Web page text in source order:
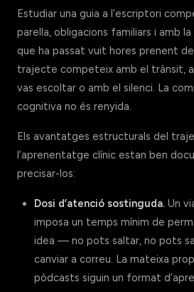
Estudiar una guia a l’escriptori
parella, obligacions familiars i amb
que ha passat vuit hores prenent
trajecte competeix amb el trànsit,
vas escoltar o amb el silenci. La
cognitiva no és renyida.
Els avantatges estructurals del
l’aprenentatge clínic estan ben
precisar-los:
Dosi d’atenció sostinguda. Un
imposa un temps mínim de
idea — no pots saltar, no pots
canviar a correu. La mateixa
pòdcasts siguin un format